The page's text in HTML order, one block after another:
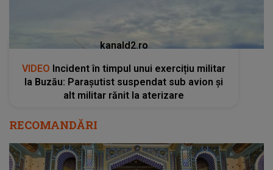
kanald2.ro
VIDEO Incident în timpul unui exercițiu militar
la Buzău: Parașutist suspendat sub avion și
alt militar rănit la aterizare
RECOMANDĂRI